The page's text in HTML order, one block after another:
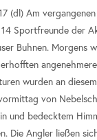
(dl) Am
Sportfreunde der
Buhnen. Morgens
wurden an diesem
von
und bedecktem
Die Angler ließen